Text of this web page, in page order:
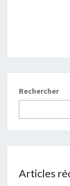
Rechercher
Articles